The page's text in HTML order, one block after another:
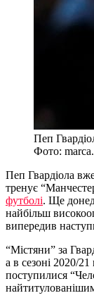
Пеп
Фото:
Пеп Гвардіола
тренує
футболі. Ще
найбільш
випередив
“Містяни” за
а в сезоні 2020/
поступилися